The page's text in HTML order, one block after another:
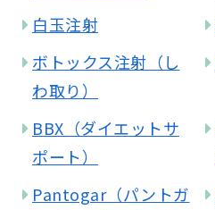
白玉注射
ボトックス注射（し
わ取り）
BBX（ダイエットサ
ポート）
Pantogar（パントガ